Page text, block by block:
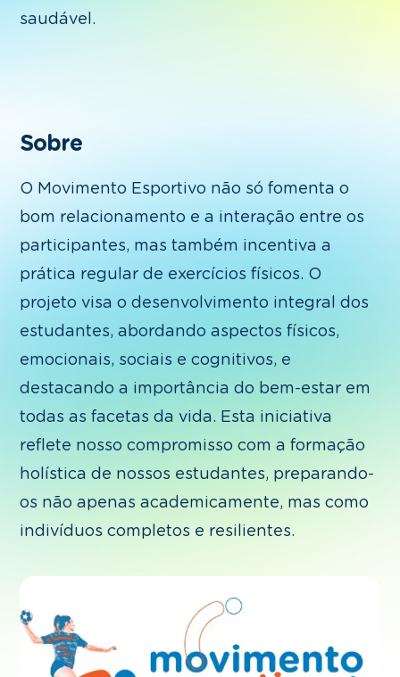
saudável.
Sobre
O Movimento Esportivo não só fomenta o
bom relacionamento e a interação entre os
participantes, mas também incentiva a
prática regular de exercícios físicos. O
projeto visa o desenvolvimento integral dos
estudantes, abordando aspectos físicos,
emocionais, sociais e cognitivos, e
destacando a importância do bem-estar em
todas as facetas da vida. Esta iniciativa
reflete nosso compromisso com a formação
holística de nossos estudantes, preparando-
os não apenas academicamente, mas como
indivíduos completos e resilientes.